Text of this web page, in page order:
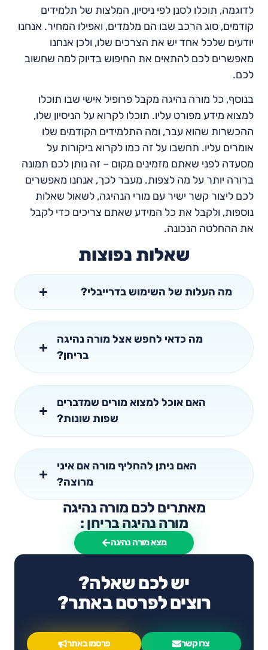
לדוגמה, תוכלו לסנן לפי ניסיון, המלצות של תלמידים
קודמים, סוג הרכב שבו הם מלמדים, ואפילו המחיר. אנחנו
יודעים שלכל אחד יש את הצרכים שלו, ולכן אנחנו
מאפשרים לכם להתאים את החיפוש בדיוק למה שחשוב
לכם.
בנוסף, כל מורה נהיגה מקבל פרופיל אישי שבו תוכלו
למצוא מידע מפורט עליו. תוכלו לקרוא על הניסיון שלו,
ההכשרות שהוא עבר, ומה התלמידים הקודמים שלו
אומרים עליו. תחשבו על זה כמו לקרוא ביקורות על
מסעדה לפני שאתם מזמינים מקום – זה נותן לכם תמונה
ברורה יותר על מה לצפות. מעבר לכך, אנחנו מאפשרים
לכם ליצור קשר ישיר עם מורי הנהיגה, לשאול שאלות
נוספות, ולקבל את כל המידע שאתם צריכים כדי לקבל
את ההחלטה הנכונה.
שאלות נפוצות
מה העלות של השימוש בדרייבלי?
מה כדאי לחפש אצל מורה נהיגה
בריחן?
האם אוכל למצוא מורים שמדברים
שפות שונות?
האם ניתן להחליף מורה אם איני
מרוצה?
מאתרים לכם מורה נהיגה
מורה נהיגה בריחן :
מצא מורה נהיגה
יש לכם שאלה?
רוצים לפרסם באתר?
צרו קשר פרסמו באתר